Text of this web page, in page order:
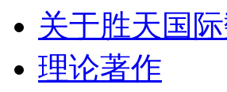
关于胜天国
理论著作